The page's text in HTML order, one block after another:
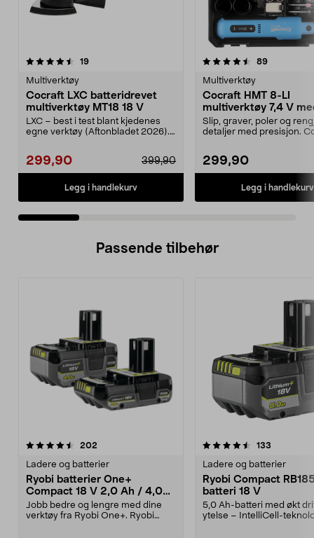
19anmeldelser
Multiverktøy
Cocraft LXC batteridrevet
multiverktøy MT18 18 V
LXC – best i test blant kjedenes
egne verktøy (Aftonbladet 2026).
299,90 399,90
Legg i handlekurv
4.5 av 5 stjerner 89
Multiverktøy
Cocraft HMT 8-LI
multiverktøy 7,4 V
tilbehør
Slip, graver, poler og
detaljer med presisjon.
299,90
Legg i handlekurv
4.5 av 5 stjerner
Passende tilbehør
202
Ladere og batterier
Ryobi batterier One+
Compact 18 V 2,0 Ah / 4,0
Ah RB18242X
Jobb bedre og lengre med dine
verktøy fra Ryobi One+. Ryobi
4.5av 5 stjerner 133
Ladere og batterier
Ryobi Compact
batteri 18 V
5,0 Ah-batteri med økt
ytelse – IntelliCell-
4.5av 5 stjerner